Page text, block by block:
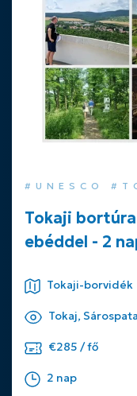
#UNESCO
Tokaji bortúra
ebéddel - 2
Tokaji-borvidék
Tokaj,
€285 / fő
2 nap